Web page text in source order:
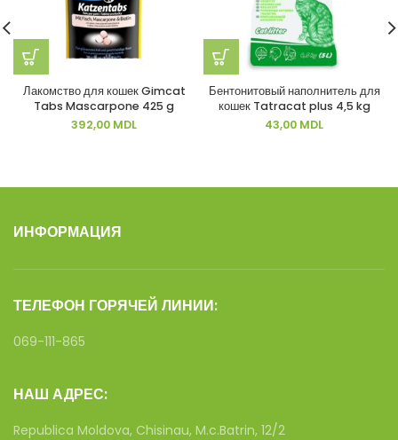
Лакомство для кошек Gimcat
Tabs Mascarpone 425 g
392,00 MDL
Бентонитовый наполнитель для
кошек Tatracat plus 4,5 kg
43,00 MDL
ИНФОРМАЦИЯ
ТЕЛЕФОН ГОРЯЧЕЙ ЛИНИИ:
069-111-865
НАШ АДРЕС:
Republica Moldova, Chisinau, M.c.Batrin, 12/2